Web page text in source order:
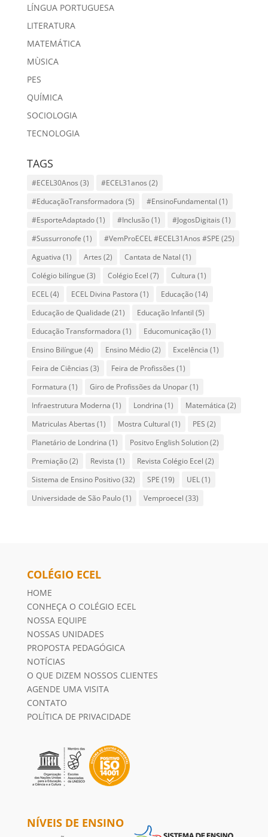
LÍNGUA PORTUGUESA
LITERATURA
MATEMÁTICA
MÙSICA
PES
QUÍMICA
SOCIOLOGIA
TECNOLOGIA
TAGS
#ECEL30Anos (3) #ECEL31anos (2)
#EducaçãoTransformadora (5) #EnsinoFundamental (1)
#EsporteAdaptado(1) #Inclusão(1) #JogosDigitais (1)
#Sussurronofe (1) #VemProECEL #ECEL31Anos #SPE (25)
Aguativa (1) Artes (2) Cantata de Natal (1)
Colégio bilíngue (3) Colégio Ecel (7) Cultura (1)
ECEL(4) ECEL Divina Pastora (1) Educação(14)
Educação de Qualidade (21) Educação Infantil (5)
Educação Transformadora (1) Educomunicação(1)
Ensino Bilíngue (4) Ensino Médio(2) Excelência (1)
Feira de Ciências (3) Feira de Profissões (1)
Formatura (1) Giro de Profissões da Unopar(1)
Infraestrutura Moderna (1) Londrina (1) Matemática (2)
Matriculas Abertas (1) Mostra Cultural (1) PES (2)
Planetário de Londrina (1) Positvo English Solution(2)
Premiação(2) Revista (1) Revista Colégio Ecel (2)
Sistema de Ensino Positivo(32) SPE (19) UEL(1)
Universidade de São Paulo(1) Vemproecel (33)
COLÉGIO ECEL
HOME
CONHEÇA O COLÉGIO ECEL
NOSSA EQUIPE
NOSSAS UNIDADES
PROPOSTA PEDAGÓGICA
NOTÍCIAS
O QUE DIZEM NOSSOS CLIENTES
AGENDE UMA VISITA
CONTATO
POLÍTICA DE PRIVACIDADE
NÍVEIS DE ENSINO